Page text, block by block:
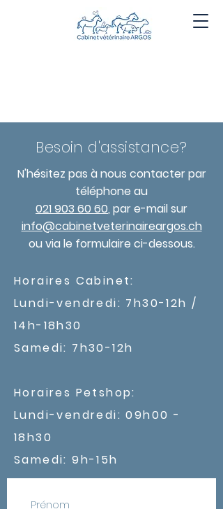
Besoin d'assistance?
N'hésitez pas à nous contacter par
téléphone au
021 903 60 60, par e-mail sur
info@cabinetveterinaireargos.ch
ou via le formulaire ci-dessous.
Horaires Cabinet:
Lundi-vendredi: 7h30-12h /
14h-18h30
Samedi: 7h30-12h
Horaires Petshop:
Lundi-vendredi: 09h00 -
18h30
Samedi: 9h-15h